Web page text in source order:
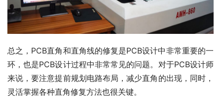
总之，PCB直角和直角线的修复是PCB设计中非常重要的一
环，也是PCB设计过程中非常常见的问题。对于PCB设计师
来说，要注意提前规划电路布局，减少直角的出现，同时，
灵活掌握各种直角修复方法也很关键。